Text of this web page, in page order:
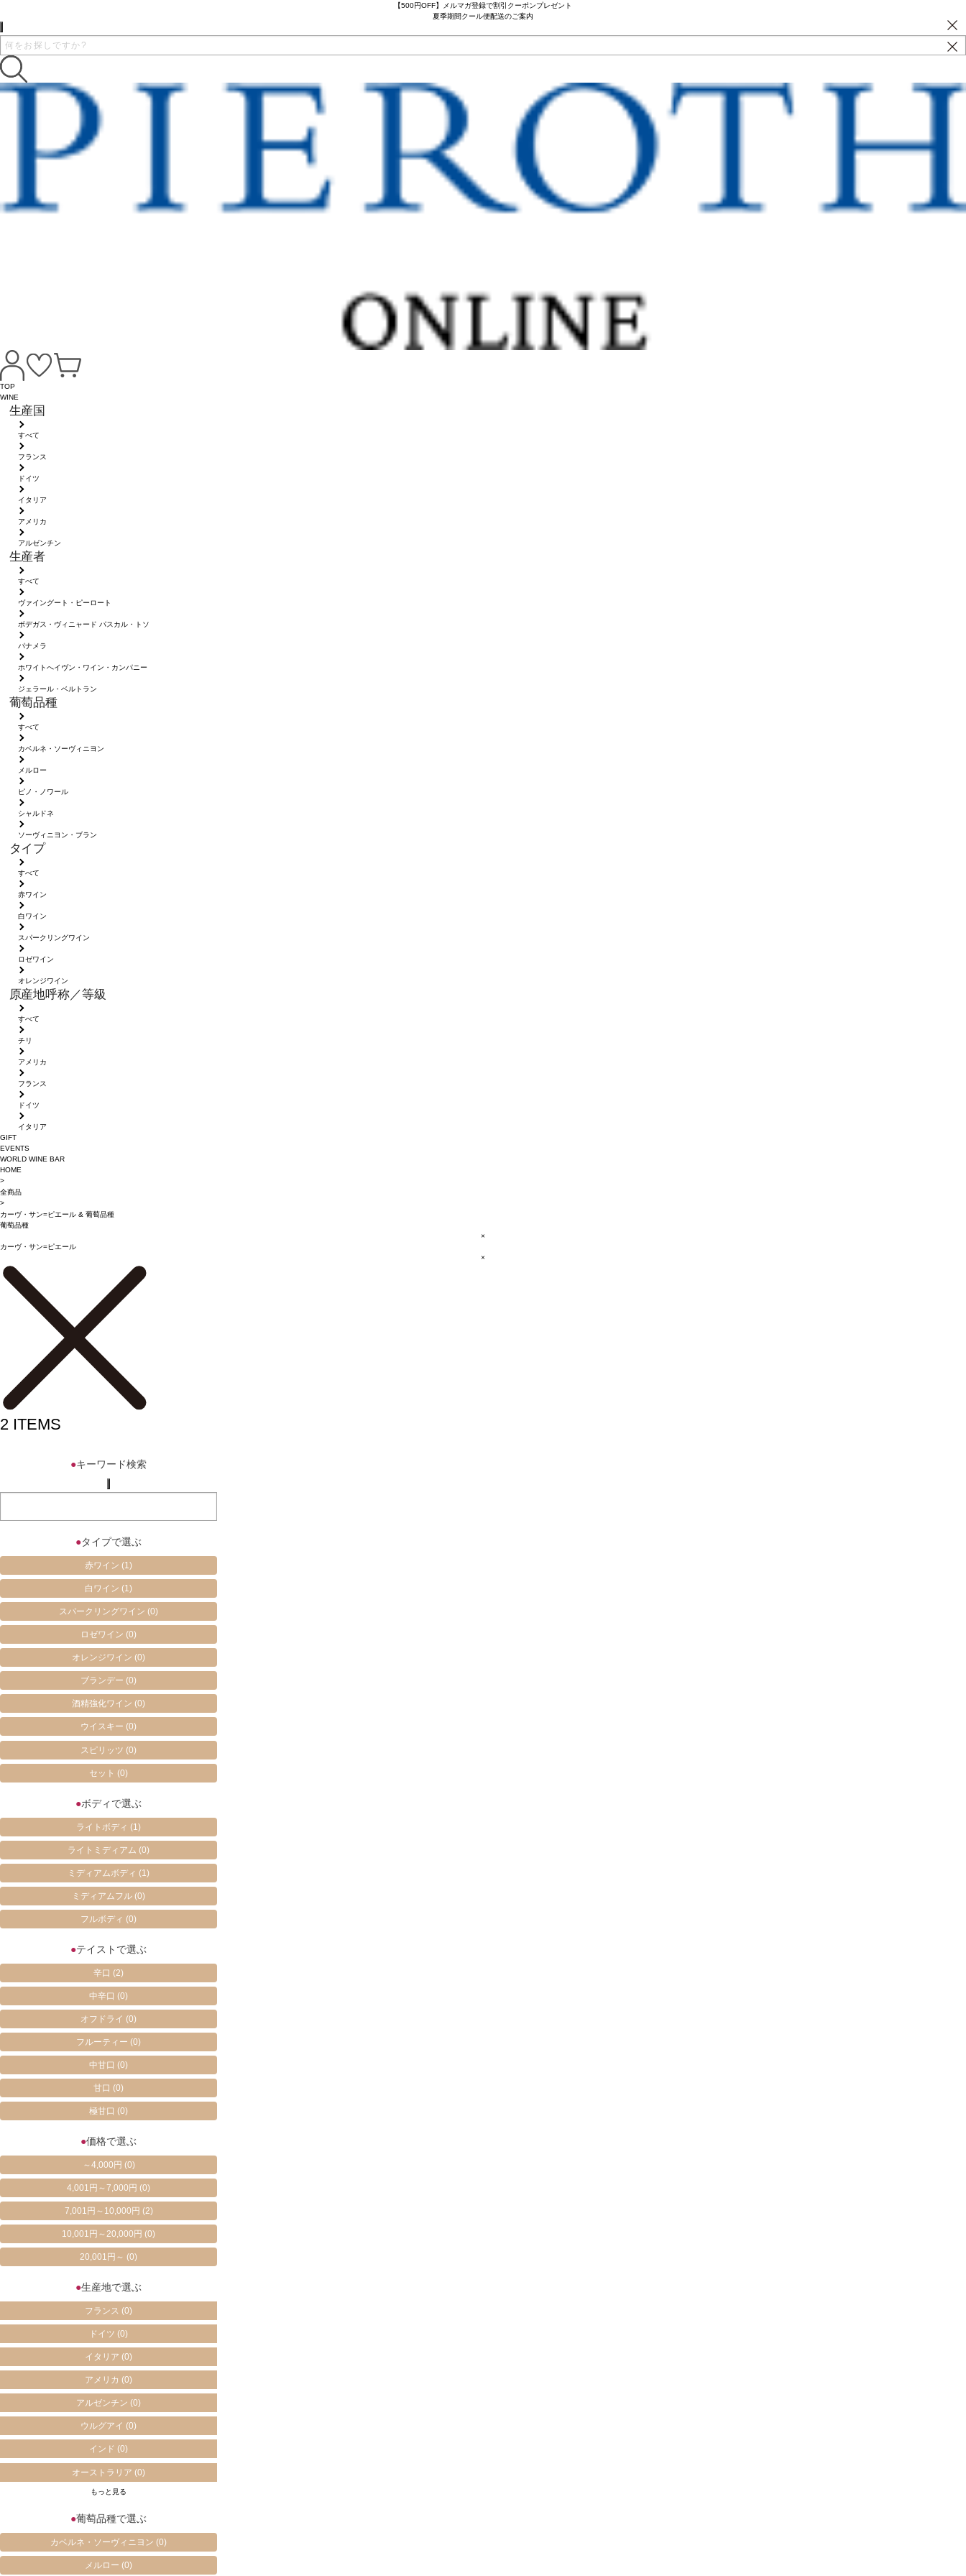
【500円OFF】メルマガ登録で割引クーポンプレゼント
夏季期間クール便配送のご案内
TOP
WINE
生産国
すべて
フランス
ドイツ
イタリア
アメリカ
アルゼンチン
生産者
すべて
ヴァイングート・ピーロート
ボデガス・ヴィニャード パスカル・トソ
パナメラ
ホワイトへイヴン・ワイン・カンパニー
ジェラール・ベルトラン
葡萄品種
すべて
カベルネ・ソーヴィニヨン
メルロー
ピノ・ノワール
シャルドネ
ソーヴィニヨン・ブラン
タイプ
すべて
赤ワイン
白ワイン
スパークリングワイン
ロゼワイン
オレンジワイン
原産地呼称／等級
すべて
チリ
アメリカ
フランス
ドイツ
イタリア
GIFT
EVENTS
WORLD WINE BAR
HOME
>
全商品
>
カーヴ・サン=ピエール& 葡萄品種
葡萄品種
×
カーヴ・サン=ピエール
×
2 ITEMS
●キーワード検索
●タイプで選ぶ
赤ワイン(1)
白ワイン(1)
スパークリングワイン(0)
ロゼワイン(0)
オレンジワイン(0)
ブランデー(0)
酒精強化ワイン(0)
ウイスキー(0)
スピリッツ(0)
セット(0)
●ボディで選ぶ
ライトボディ(1)
ライトミディアム(0)
ミディアムボディ(1)
ミディアムフル(0)
フルボディ(0)
●テイストで選ぶ
辛口(2)
中辛口(0)
オフドライ(0)
フルーティー(0)
中甘口(0)
甘口(0)
極甘口(0)
●価格で選ぶ
～4,000円 (0)
4,001円～7,000円(0)
7,001円～10,000円 (2)
10,001円～20,000円(0)
20,001円～(0)
●生産地で選ぶ
フランス(0)
ドイツ(0)
イタリア(0)
アメリカ(0)
アルゼンチン(0)
ウルグアイ(0)
インド(0)
オーストラリア(0)
もっと見る
●葡萄品種で選ぶ
カベルネ・ソーヴィニヨン(0)
メルロー(0)